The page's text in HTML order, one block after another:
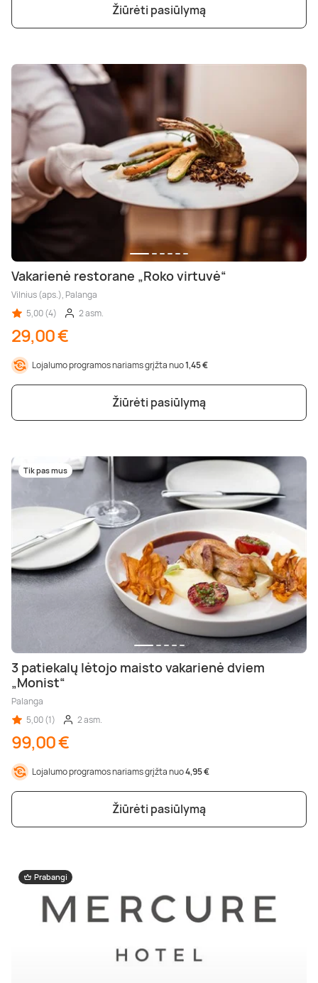
Žiūrėti pasiūlymą
Vakarienė restorane „Roko virtuvė“
Vilnius (aps.), Palanga
5,00 (4)
2 asm.
29,00 €
Lojalumo programos nariams grįžta nuo1,45 €
Žiūrėti pasiūlymą
Tik pas mus
3 patiekalų lėtojo maisto vakarienė dviem
„Monist“
Palanga
5,00 (1)
2 asm.
99,00 €
Lojalumo programos nariams grįžta nuo4,95 €
Žiūrėti pasiūlymą
Prabangi